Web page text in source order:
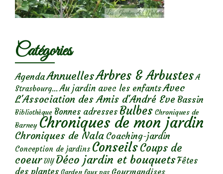
Catégories
AgendaAnnuellesArbres & Arbustes A
Strasbourg... Au jardin avec les enfantsAvec
L'Association des Amis d'André Eve Bassin
Bibliothèque Bonnes adresses Bulbes Chroniques de
Barney Chroniques de mon jardin
Chroniques de Nala Coaching-jardin
Conception de jardins ConseilsCoups de
coeur DIY Déco jardin et bouquetsFêtes
des plantes Garden faux pas Gourmandises